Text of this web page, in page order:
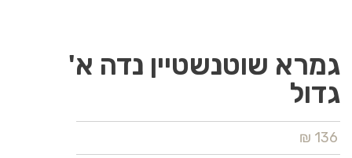
גמרא שוטנשטיין נדה א'
גדול
136 ₪